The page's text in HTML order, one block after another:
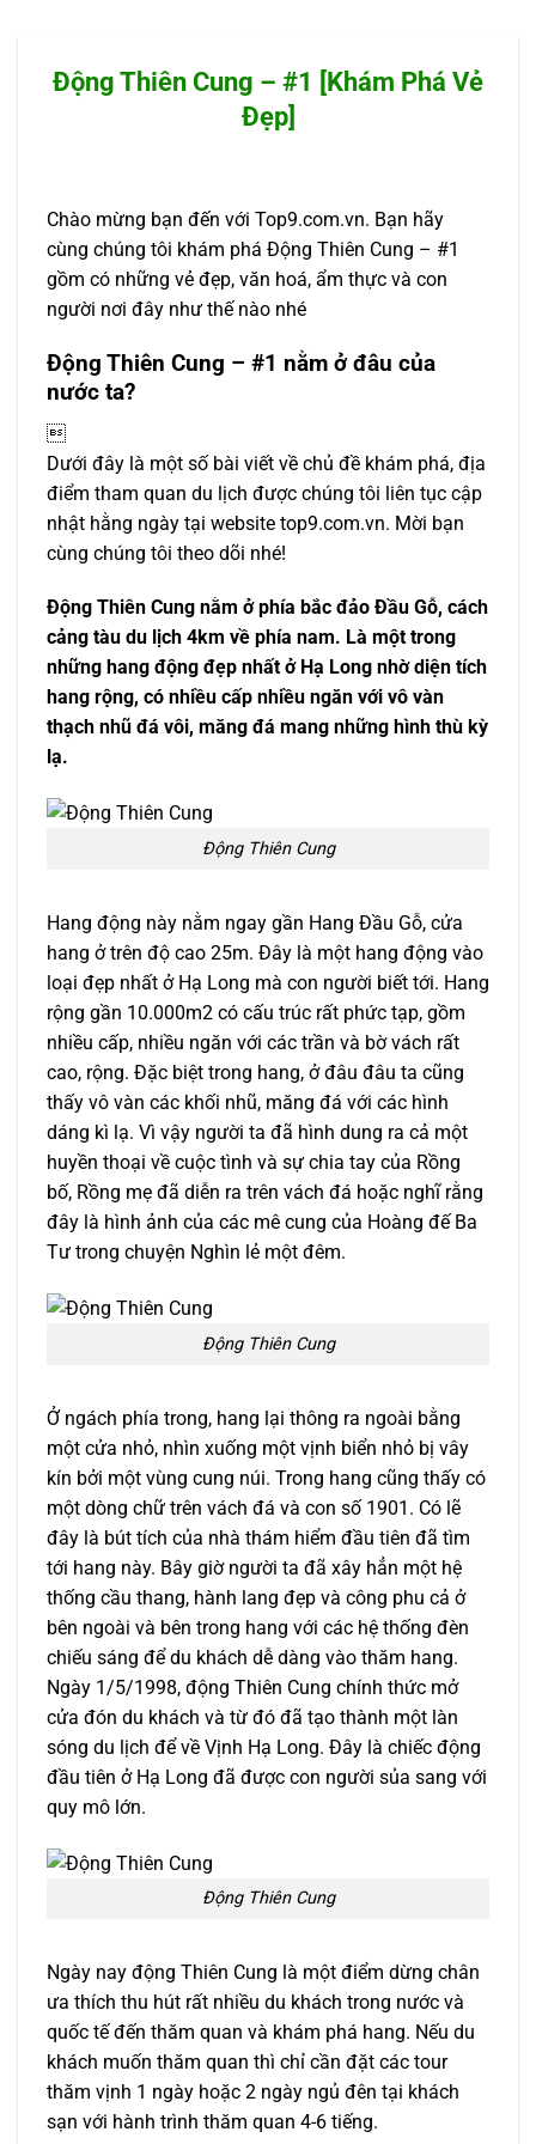
Động Thiên Cung – #1 [Khám Phá Vẻ
Đẹp]
Chào mừng bạn đến với Top9.com.vn. Bạn hãy
cùng chúng tôi khám phá Động Thiên Cung – #1
gồm có những vẻ đẹp, văn hoá, ẩm thực và con
người nơi đây như thế nào nhé
Động Thiên Cung – #1 nằm ở đâu của
nước ta?

Dưới đây là một số bài viết về chủ đề khám phá, địa
điểm tham quan du lịch được chúng tôi liên tục cập
nhật hằng ngày tại website top9.com.vn. Mời bạn
cùng chúng tôi theo dõi nhé!
Động Thiên Cung nằm ở phía bắc đảo Đầu Gỗ, cách
cảng tàu du lịch 4km về phía nam. Là một trong
những hang động đẹp nhất ở Hạ Long nhờ diện tích
hang rộng, có nhiều cấp nhiều ngăn với vô vàn
thạch nhũ đá vôi, măng đá mang những hình thù kỳ
lạ.
Động Thiên Cung
Hang động này nằm ngay gần Hang Đầu Gỗ, cửa
hang ở trên độ cao 25m. Đây là một hang động vào
loại đẹp nhất ở Hạ Long mà con người biết tới. Hang
rộng gần 10.000m2 có cấu trúc rất phức tạp, gồm
nhiều cấp, nhiều ngăn với các trần và bờ vách rất
cao, rộng. Đặc biệt trong hang, ở đâu đâu ta cũng
thấy vô vàn các khối nhũ, măng đá với các hình
dáng kì lạ. Vì vậy người ta đã hình dung ra cả một
huyền thoại về cuộc tình và sự chia tay của Rồng
bố, Rồng mẹ đã diễn ra trên vách đá hoặc nghĩ rằng
đây là hình ảnh của các mê cung của Hoàng đế Ba
Tư trong chuyện Nghìn lẻ một đêm.
Động Thiên Cung
Ở ngách phía trong, hang lại thông ra ngoài bằng
một cửa nhỏ, nhìn xuống một vịnh biển nhỏ bị vây
kín bởi một vùng cung núi. Trong hang cũng thấy có
một dòng chữ trên vách đá và con số 1901. Có lẽ
đây là bút tích của nhà thám hiểm đầu tiên đã tìm
tới hang này. Bây giờ người ta đã xây hẳn một hệ
thống cầu thang, hành lang đẹp và công phu cả ở
bên ngoài và bên trong hang với các hệ thống đèn
chiếu sáng để du khách dễ dàng vào thăm hang.
Ngày 1/5/1998, động Thiên Cung chính thức mở
cửa đón du khách và từ đó đã tạo thành một làn
sóng du lịch để về Vịnh Hạ Long. Đây là chiếc động
đầu tiên ở Hạ Long đã được con người sủa sang với
quy mô lớn.
Động Thiên Cung
Ngày nay động Thiên Cung là một điểm dừng chân
ưa thích thu hút rất nhiều du khách trong nước và
quốc tế đến thăm quan và khám phá hang. Nếu du
khách muốn thăm quan thì chỉ cần đặt các tour
thăm vịnh 1 ngày hoặc 2 ngày ngủ đên tại khách
sạn với hành trình thăm quan 4-6 tiếng.